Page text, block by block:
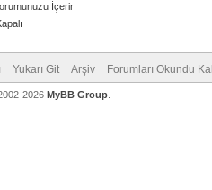
İçerir
Yukarı Git Arşiv Forumları Okundu
2026 MyBB Group